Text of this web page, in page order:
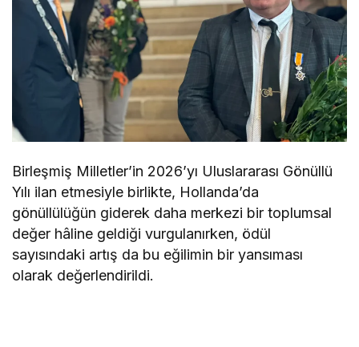
Birleşmiş Milletler’in 2026’yı Uluslararası Gönüllü
Yılı ilan etmesiyle birlikte, Hollanda’da
gönüllülüğün giderek daha merkezi bir toplumsal
değer hâline geldiği vurgulanırken, ödül
sayısındaki artış da bu eğilimin bir yansıması
olarak değerlendirildi.